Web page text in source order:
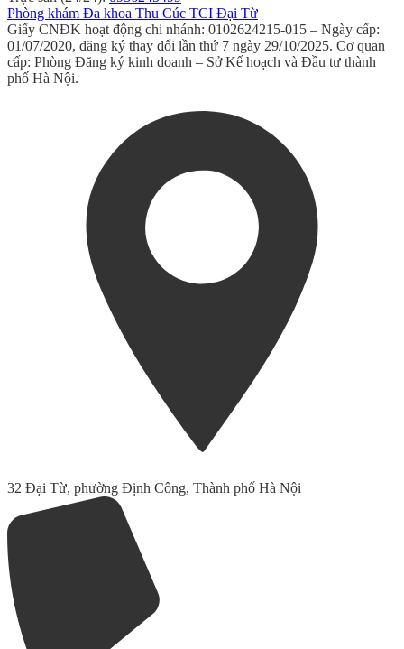
Phòng khám Đa khoa Thu Cúc TCI Đại Từ
Giấy CNĐK hoạt động chi nhánh: 0102624215-015 – Ngày cấp:
01/07/2020, đăng ký thay đổi lần thứ 7 ngày 29/10/2025. Cơ quan
cấp: Phòng Đăng ký kinh doanh – Sở Kế hoạch và Đầu tư thành
phố Hà Nội.
32 Đại Từ, phường Định Công, Thành phố Hà Nội